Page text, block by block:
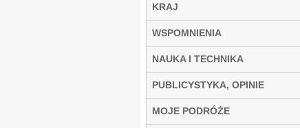
KRAJ
WSPOMNIENIA
NAUKA I TECHNIKA
PUBLICYSTYKA, OPINIE
MOJE PODRÓŻE